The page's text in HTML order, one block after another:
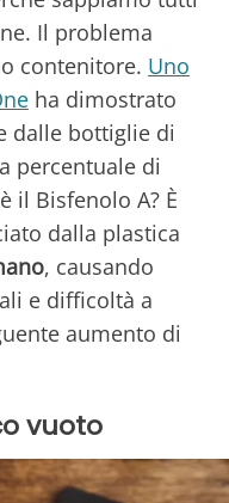
Il problema
contenitore. Uno
ha dimostrato
dalle bottiglie di
percentuale di
il Bisfenolo A? È
dalla plastica
, causando
e difficoltà a
aumento di
vuoto